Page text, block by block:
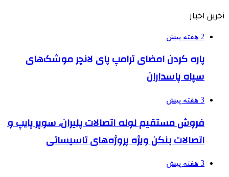
آخرین اخبار
2 هفته پیش
پاره کردن امضای ترامپ پای لانچر موشک‌های
سپاه پاسداران
3 هفته پیش
فروش مستقیم لوله اتصالات پلیران، سوپر پایپ و
اتصالات بنکن ویژه پروژه‌های تاسیساتی
3 هفته پیش